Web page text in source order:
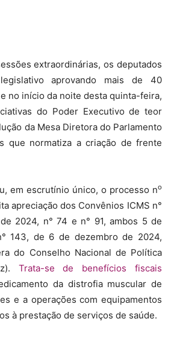
extraordinárias, os deputados
aprovando mais de 40
no início da noite desta quinta-feira,
do Poder Executivo de teor
da Mesa Diretora do Parlamento
que normatiza a criação de frente
em escrutínio único, o processo no
apreciação dos Convênios ICMS n°
2024, n° 74 e n° 91, ambos 5 de
143, de 6 de dezembro de 2024,
do Conselho Nacional de Política
Trata-se de benefícios fiscais
da distrofia muscular de
e a operações com equipamentos
à prestação de serviços de saúde.